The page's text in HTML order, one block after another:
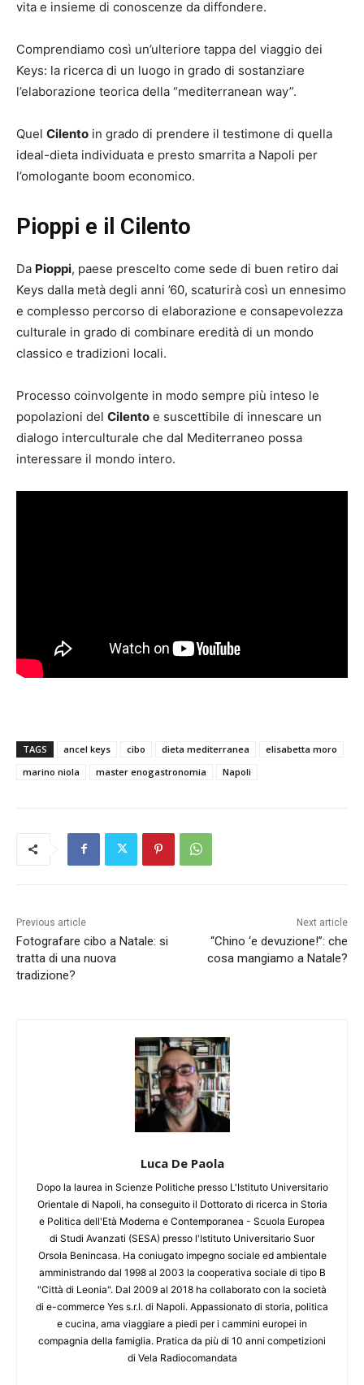
vita e insieme di conoscenze da diffondere.
Comprendiamo così un’ulteriore tappa del viaggio dei
Keys: la ricerca di un luogo in grado di sostanziare
l’elaborazione teorica della “mediterranean way”.
Quel Cilento in grado di prendere il testimone di quella
ideal-dieta individuata e presto smarrita a Napoli per
l’omologante boom economico.
Pioppi e il Cilento
Da Pioppi, paese prescelto come sede di buen retiro dai
Keys dalla metà degli anni ’60, scaturirà così un ennesimo
e complesso percorso di elaborazione e consapevolezza
culturale in grado di combinare eredità di un mondo
classico e tradizioni locali.
Processo coinvolgente in modo sempre più inteso le
popolazioni del Cilento e suscettibile di innescare un
dialogo interculturale che dal Mediterraneo possa
interessare il mondo intero.
TAGS ancel keys cibo dieta mediterranea
elisabetta moro
marino niola
master enogastronomia Napoli
Previous article
Fotografare cibo a Natale: si
tratta di una nuova
tradizione?
Next article
“Chino ‘e devuzione!”: che
cosa mangiamo a Natale?
Luca De Paola
Dopo la laurea in Scienze Politiche presso L'Istituto Universitario
Orientale di Napoli, ha conseguito il Dottorato di ricerca in Storia
e Politica dell'Età Moderna e Contemporanea - Scuola Europea
di Studi Avanzati (SESA) presso l'Istituto Universitario Suor
Orsola Benincasa. Ha coniugato impegno sociale ed ambientale
amministrando dal 1998 al 2003 la cooperativa sociale di tipo B
"Città di Leonia". Dal 2009 al 2018 ha collaborato con la società
di e-commerce Yes s.r.l. di Napoli. Appassionato di storia, politica
e cucina, ama viaggiare a piedi per i cammini europei in
compagnia della famiglia. Pratica da più di 10 anni competizioni
di Vela Radiocomandata